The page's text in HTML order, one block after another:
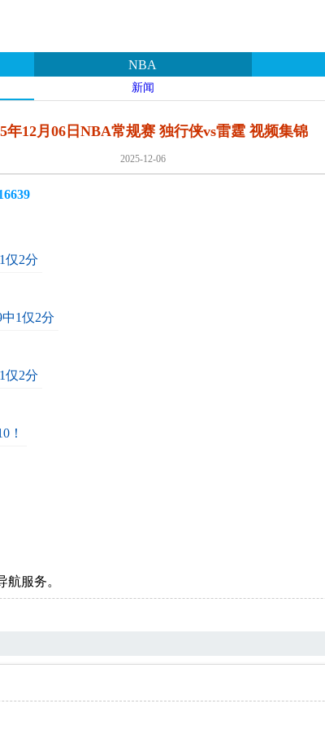
NBA
新闻
年12月06日NBA常规赛 独行侠vs雷霆 视频集锦
2025-12-06
仅2分
1仅2分
仅2分
！
服务。